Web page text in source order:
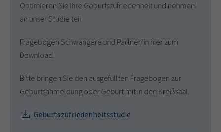
Optimieren Sie Ihre Geburtszufriedenheit und nehmen
an unser Studie teil.
Fragebogen Schwangere und Partner/in hier zum
Download.
Bitte bringen Sie den ausgefüllten Fragebogen zur
Geburtsanmeldung oder Geburt mit in den Kreißsaal.
Geburtszufriedenheitsstudie